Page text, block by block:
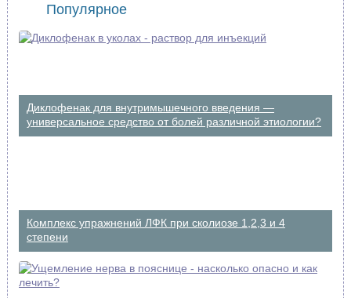
Популярное
Диклофенак для внутримышечного введения —
универсальное средство от болей различной этиологии?
Комплекс упражнений ЛФК при сколиозе 1,2,3 и 4
степени